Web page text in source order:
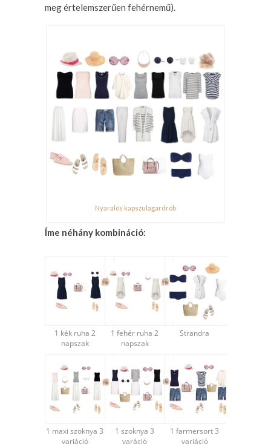
meg értelemszerűen fehérnemű).
Nyaralós kapszulagardrób
Íme néhány kombináció:
1 kék ruha 2
napszak
1 fehér ruha 2
napszak
Strandra
1 maxi szoknya 3
variáció
1 szoknya 3
varáció
1 farmersort 3
variáció